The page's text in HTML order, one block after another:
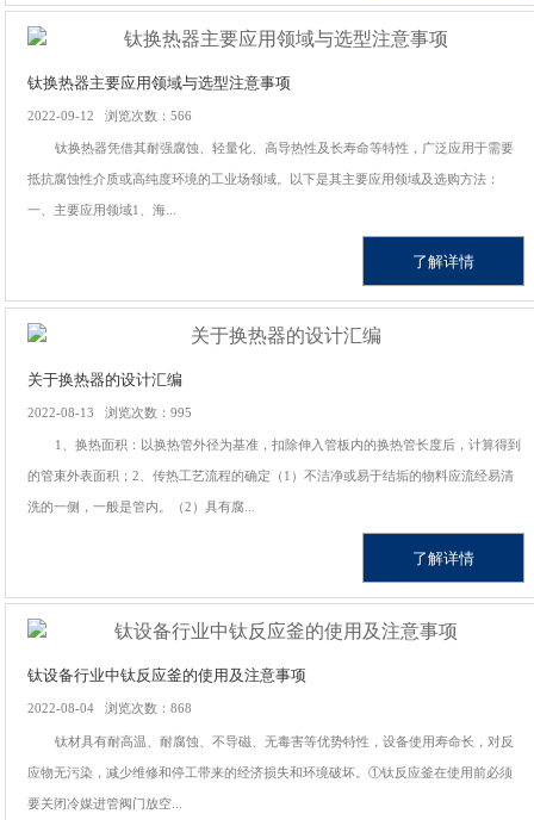
钛换热器主要应用领域与选型注意事项
2022-09-12 浏览次数：566
钛换热器凭借其耐强腐蚀、轻量化、高导热性及长寿命等特性，广泛应用于需要
抵抗腐蚀性介质或高纯度环境的工业场领域。以下是其主要应用领域及选购方法：
一、主要应用领域1、海...
了解详情
关于换热器的设计汇编
2022-08-13 浏览次数：995
1、换热面积：以换热管外径为基准，扣除伸入管板内的换热管长度后，计算得到
的管束外表面积；2、传热工艺流程的确定（1）不洁净或易于结垢的物料应流经易清
洗的一侧，一般是管内。（2）具有腐...
了解详情
钛设备行业中钛反应釜的使用及注意事项
2022-08-04 浏览次数：868
钛材具有耐高温、耐腐蚀、不导磁、无毒害等优势特性，设备使用寿命长，对反
应物无污染，减少维修和停工带来的经济损失和环境破坏。①钛反应釜在使用前必须
要关闭冷媒进管阀门放空...